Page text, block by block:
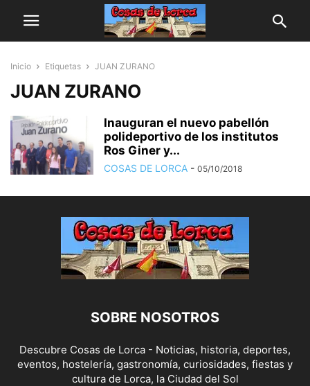
Inicio Etiquetas JUAN ZURANO
JUAN ZURANO
Inauguran el nuevo pabellón
polideportivo de los institutos
Ros Giner y...
COSAS DE LORCA - 05/10/2018
SOBRE NOSOTROS
Descubre Cosas de Lorca - Noticias, historia, deportes,
eventos, hostelería, gastronomía, curiosidades, fiestas y
cultura de Lorca, la Ciudad del Sol